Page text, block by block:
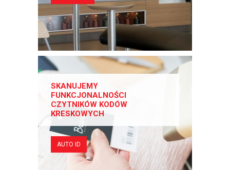
SKANUJEMY
FUNKCJONALNOŚCI
CZYTNIKÓW KODÓW
KRESKOWYCH
AUTO ID